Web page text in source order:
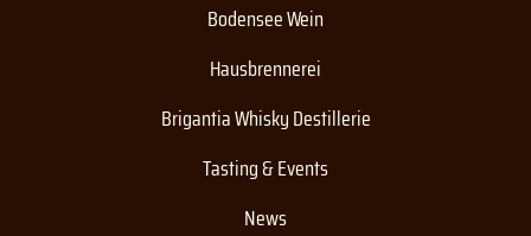
Bodensee Wein
Hausbrennerei
Brigantia Whisky Destillerie
Tasting & Events
News